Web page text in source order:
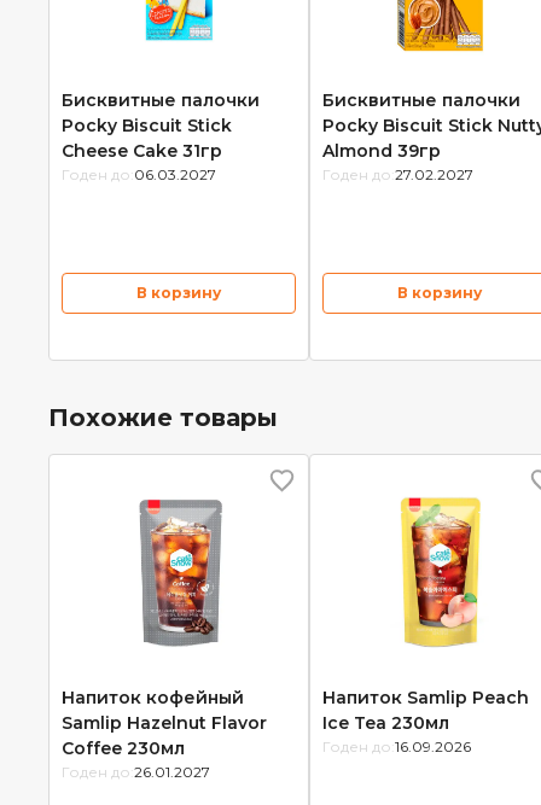
Бисквитные палочки
Pocky Biscuit Stick
Cheese Cake 31гр
Годен до: 06.03.2027
В корзину
Бисквитные палочки
Pocky Biscuit Stick
Almond 39гр
Годен до: 27.02.2027
В корзину
Похожие товары
Напиток кофейный
Samlip Hazelnut Flavor
Coffee 230мл
Годен до: 26.01.2027
Напиток Samlip Peach
Ice Tea 230мл
Годен до: 16.09.2026